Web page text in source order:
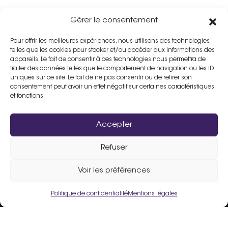
Gérer le consentement
Pour offrir les meilleures expériences, nous utilisons des technologies
telles que les cookies pour stocker et/ou accéder aux informations des
appareils. Le fait de consentir à ces technologies nous permettra de
traiter des données telles que le comportement de navigation ou les ID
uniques sur ce site. Le fait de ne pas consentir ou de retirer son
consentement peut avoir un effet négatif sur certaines caractéristiques
et fonctions.
Accepter
Refuser
Voir les préférences
Politique de confidentialitéMentions légales
Un site fièrement propulsé parFlers Agglo.